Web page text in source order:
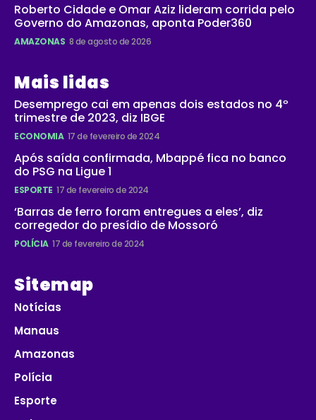
Roberto Cidade e Omar Aziz lideram corrida pelo
Governo do Amazonas, aponta Poder360
AMAZONAS 8 de agosto de 2026
Mais lidas
Desemprego cai em apenas dois estados no 4º
trimestre de 2023, diz IBGE
ECONOMIA 17 de fevereiro de 2024
Após saída confirmada, Mbappé fica no banco
do PSG na Ligue 1
ESPORTE 17 de fevereiro de 2024
‘Barras de ferro foram entregues a eles’, diz
corregedor do presídio de Mossoró
POLÍCIA 17 de fevereiro de 2024
Sitemap
Notícias
Manaus
Amazonas
Polícia
Esporte